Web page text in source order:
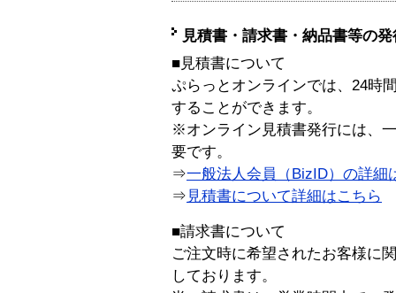
見積書・請求書・納品書等の
■見積書について
ぷらっとオンラインでは、24時
することができます。
※オンライン見積書発行には、
要です。
⇒一般法人会員（BizID）の詳細
⇒ 見積書について詳細はこちら
■請求書について
ご注文時に希望されたお客様に
しております。